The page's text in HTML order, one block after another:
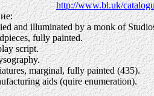
http://www.bl.uk/
and illuminated by a monk of
fully painted.
script.
marginal, fully painted (435).
aids (quire enumeration).